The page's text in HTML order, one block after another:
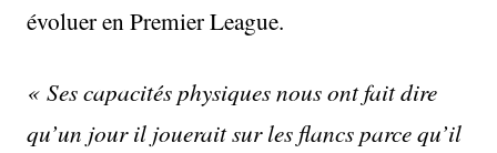
évoluer en Premier League.
« Ses capacités physiques nous ont fait dire
qu’un jour il jouerait sur les flancs parce qu’il